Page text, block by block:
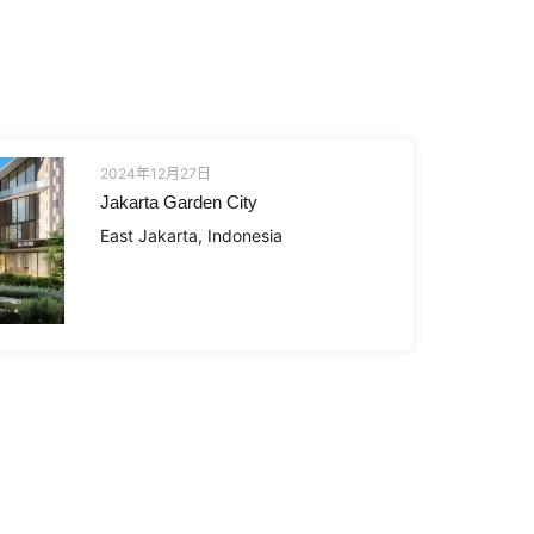
2024年12月27日
Jakarta Garden City
East Jakarta, Indonesia